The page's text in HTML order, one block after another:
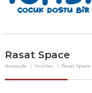
Rasat Space
Anasayfa Ürünler Rasat Space